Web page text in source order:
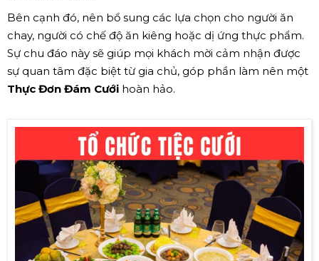
Bên cạnh đó, nên bổ sung các lựa chọn cho người ăn
chay, người có chế độ ăn kiêng hoặc dị ứng thực phẩm.
Sự chu đáo này sẽ giúp mọi khách mời cảm nhận được
sự quan tâm đặc biệt từ gia chủ, góp phần làm nên một
Thực Đơn Đám Cưới hoàn hảo.